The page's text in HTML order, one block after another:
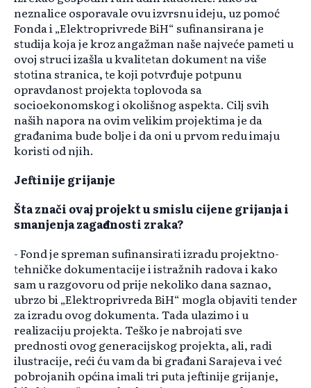
neznalice osporavale ovu izvrsnu ideju, uz pomoć
Fonda i „Elektroprivrede BiH“ sufinansirana je
studija koja je kroz angažman naše najveće pameti u
ovoj struci izašla u kvalitetan dokument na više
stotina stranica, te koji potvrđuje potpunu
opravdanost projekta toplovoda sa
socioekonomskog i okolišnog aspekta. Cilj svih
naših napora na ovim velikim projektima je da
građanima bude bolje i da oni u prvom redu imaju
koristi od njih.
Jeftinije grijanje
Šta znači ovaj projekt u smislu cijene grijanja i
smanjenja zagađenosti zraka?
- Fond je spreman sufinansirati izradu projektno-
tehničke dokumentacije i istražnih radova i kako
sam u razgovoru od prije nekoliko dana saznao,
ubrzo bi „Elektroprivreda BiH“ mogla objaviti tender
za izradu ovog dokumenta. Tada ulazimo i u
realizaciju projekta. Teško je nabrojati sve
prednosti ovog generacijskog projekta, ali, radi
ilustracije, reći ću vam da bi građani Sarajeva i već
pobrojanih općina imali tri puta jeftinije grijanje,